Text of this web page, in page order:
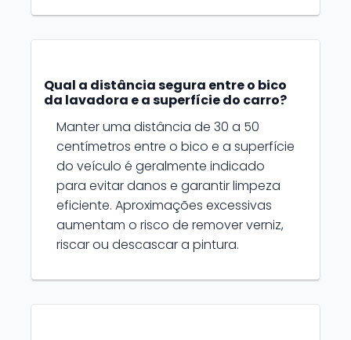
Qual a distância segura entre o bico
da lavadora e a superfície do carro?
Manter uma distância de 30 a 50
centímetros entre o bico e a superfície
do veículo é geralmente indicado
para evitar danos e garantir limpeza
eficiente. Aproximações excessivas
aumentam o risco de remover verniz,
riscar ou descascar a pintura.